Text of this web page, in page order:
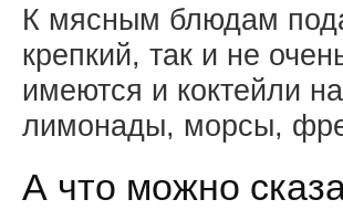
К мясным блюдам
крепкий, так и не
имеются и коктейли
лимонады, морсы,
А что можно